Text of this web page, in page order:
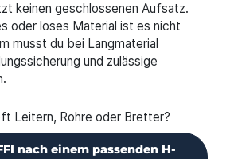
keinen geschlossenen Aufsatz.
oder loses Material ist es nicht
musst du bei Langmaterial
und zulässige
Leitern, Rohre oder Bretter?
nach einem passenden H-